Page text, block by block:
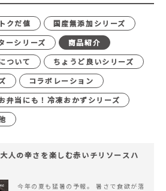
クだ値
国産無添加シリーズ
ーシリーズ
商品紹介
ついて
ちょうど良いシリーズ
コラボレーション
弁当にも！冷凍おかずシリーズ
人の辛さを楽しむ赤いチリソースハ
今年の夏も猛暑の予報。 暑さで食欲が落